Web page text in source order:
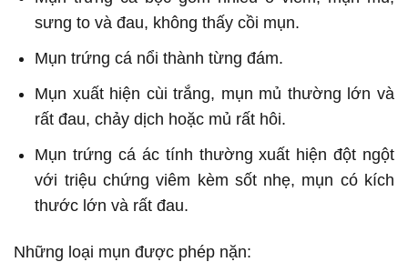
sưng to và đau, không thấy cồi mụn.
Mụn trứng cá nổi thành từng đám.
Mụn xuất hiện cùi trắng, mụn mủ thường lớn và
rất đau, chảy dịch hoặc mủ rất hôi.
Mụn trứng cá ác tính thường xuất hiện đột ngột
với triệu chứng viêm kèm sốt nhẹ, mụn có kích
thước lớn và rất đau.
Những loại mụn được phép nặn: